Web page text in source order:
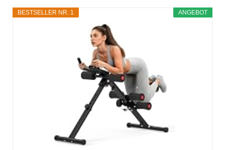
ANGEBOT
BESTSELLER NR. 1